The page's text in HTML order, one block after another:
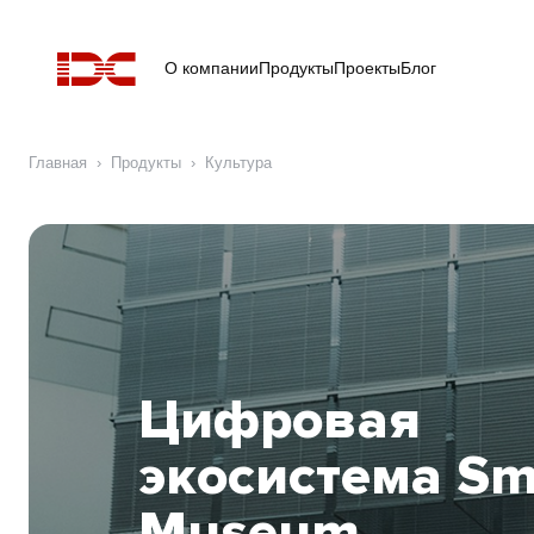
О компанииПродуктыПроектыБлог
Главная › Продукты › Культура
Цифровая
экосистема